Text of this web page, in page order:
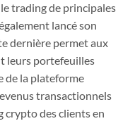
trading de principales
lancé son
dernière permet aux
leurs portefeuilles
de la plateforme
transactionnels
crypto des clients en